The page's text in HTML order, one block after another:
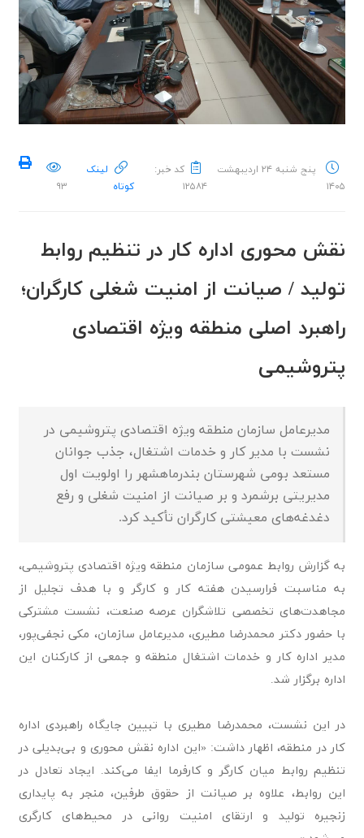
پنج شنبه ۲۴ اردیبهشت
۱۴۰۵
کد خبر:
۱۲۵۸۴
لینک
کوتاه
۹۳
نقش محوری اداره کار در تنظیم روابط
تولید / صیانت از امنیت شغلی کارگران؛
راهبرد اصلی منطقه ویژه اقتصادی
پتروشیمی
مدیرعامل سازمان منطقه ویژه اقتصادی پتروشیمی در
نشست با مدیر کار و خدمات اشتغال، جذب جوانان
مستعد بومی شهرستان بندرماهشهر را اولویت اول
مدیریتی برشمرد و بر صیانت از امنیت شغلی و رفع
دغدغه‌های معیشتی کارگران تأکید کرد.
به گزارش روابط عمومی سازمان منطقه ویژه اقتصادی پتروشیمی،
به مناسبت فرارسیدن هفته کار و کارگر و با هدف تجلیل از
مجاهدت‌های تخصصی تلاشگران عرصه صنعت، نشست مشترکی
با حضور دکتر محمدرضا مطیری، مدیرعامل سازمان، مکی نجفی‌پور،
مدیر اداره کار و خدمات اشتغال منطقه و جمعی از کارکنان این
اداره برگزار شد.
در این نشست، محمدرضا مطیری با تبیین جایگاه راهبردی اداره
کار در منطقه، اظهار داشت: «این اداره نقش محوری و بی‌بدیلی در
تنظیم روابط میان کارگر و کارفرما ایفا می‌کند. ایجاد تعادل در
این روابط، علاوه بر صیانت از حقوق طرفین، منجر به پایداری
زنجیره تولید و ارتقای امنیت روانی در محیط‌های کارگری